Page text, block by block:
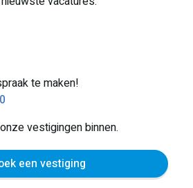
te maken!
vestigingen binnen.
een vestiging